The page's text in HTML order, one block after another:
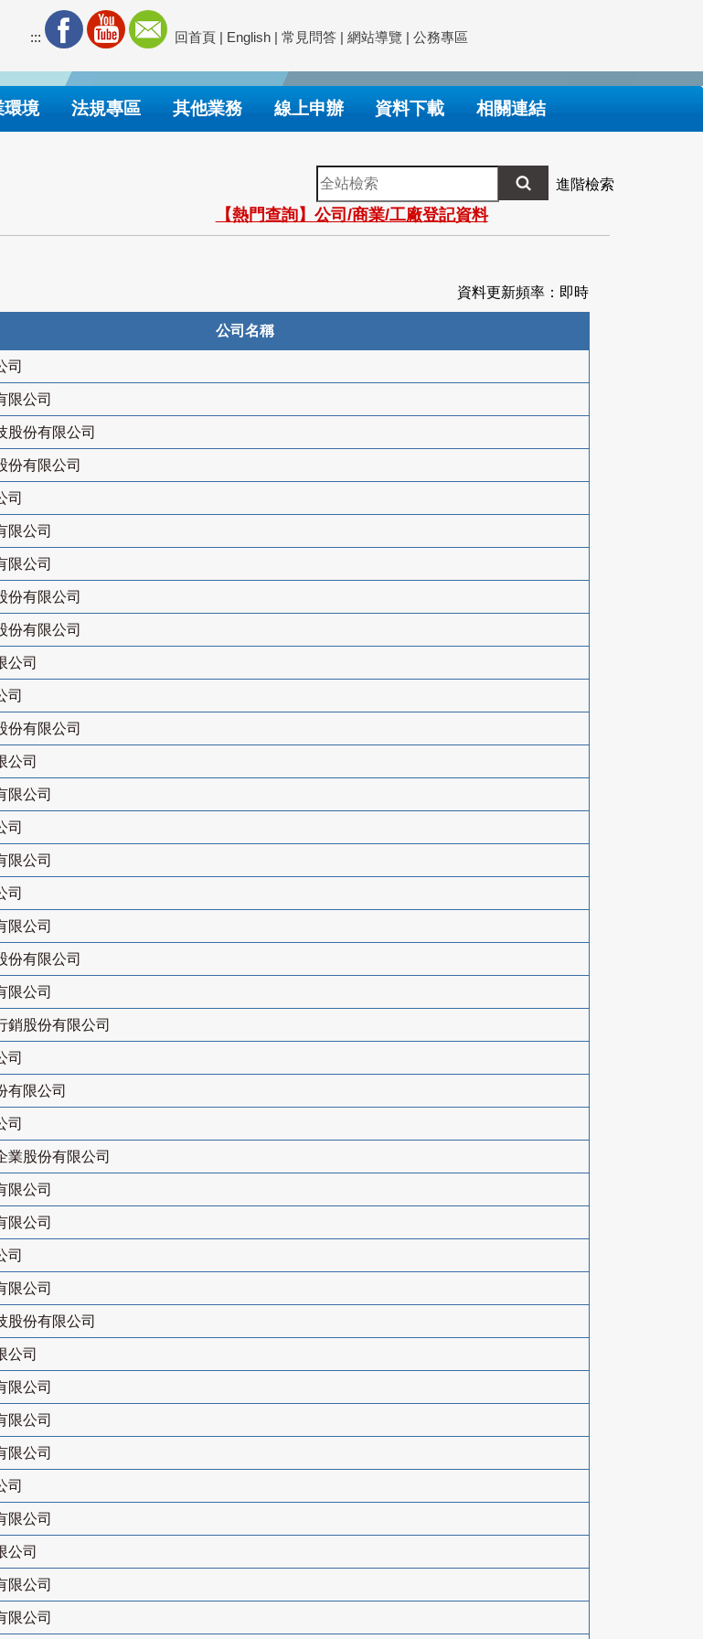
::: 回首頁 | English | 常見問答 | 網站導覽 | 公務專區
環境 法規專區 其他業務 線上申辦 資料下載 相關連結
全
站
檢
索
進階檢索
【熱門查詢】公司/商業/工廠登記資料
資料更新頻率：即時
公司名稱
司
限公司
股份有限公司
份有限公司
司
限公司
限公司
份有限公司
份有限公司
公司
司
份有限公司
公司
限公司
司
限公司
司
限公司
份有限公司
限公司
銷股份有限公司
司
有限公司
司
業股份有限公司
限公司
限公司
司
限公司
股份有限公司
公司
限公司
限公司
限公司
司
限公司
公司
限公司
限公司